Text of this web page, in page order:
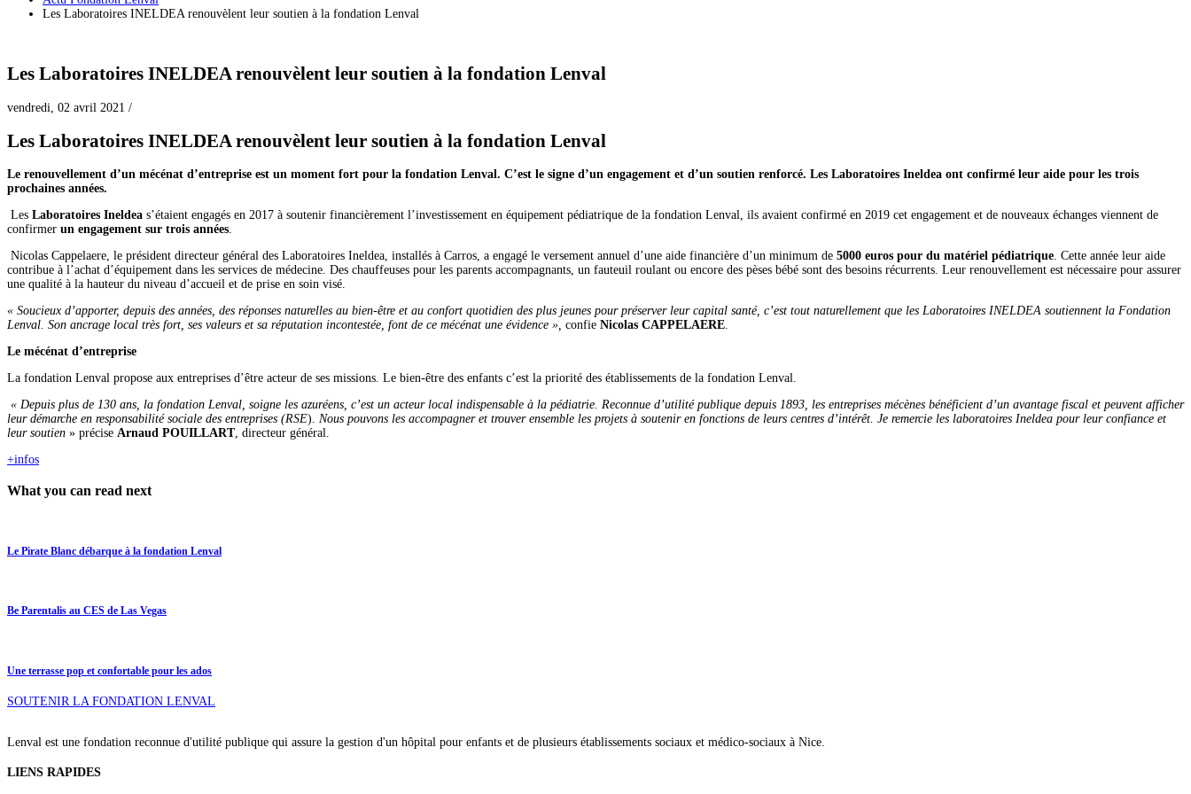
Les Laboratoires INELDEA renouvèlent leur soutien à la fondation Lenval
Les Laboratoires INELDEA renouvèlent leur soutien à la fondation Lenval
vendredi, 02 avril 2021 /
Les Laboratoires INELDEA renouvèlent leur soutien à la fondation Lenval
Le renouvellement d’un mécénat d’entreprise est un moment fort pour la fondation Lenval. C’est le signe d’un engagement et d’un soutien renforcé. Les Laboratoires Ineldea ont confirmé leur aide pour les trois
prochaines années.
Les Laboratoires Ineldea s’étaient engagés en 2017 à soutenir financièrement l’investissement en équipement pédiatrique de la fondation Lenval, ils avaient confirmé en 2019 cet engagement et de nouveaux échanges viennent de
confirmer un engagement sur trois années.
Nicolas Cappelaere, le président directeur général des Laboratoires Ineldea, installés à Carros, a engagé le versement annuel d’une aide financière d’un minimum de 5000 euros pour du matériel pédiatrique. Cette année leur aide
contribue à l’achat d’équipement dans les services de médecine. Des chauffeuses pour les parents accompagnants, un fauteuil roulant ou encore des pèses bébé sont des besoins récurrents. Leur renouvellement est nécessaire pour assurer
une qualité à la hauteur du niveau d’accueil et de prise en soin visé.
« Soucieux d’apporter, depuis des années, des réponses naturelles au bien-être et au confort quotidien des plus jeunes pour préserver leur capital santé, c’est tout naturellement que les Laboratoires INELDEA soutiennent la Fondation
Lenval. Son ancrage local très fort, ses valeurs et sa réputation incontestée, font de ce mécénat une évidence », confie Nicolas CAPPELAERE.
Le mécénat d’entreprise
La fondation Lenval propose aux entreprises d’être acteur de ses missions. Le bien-être des enfants c’est la priorité des établissements de la fondation Lenval.
« Depuis plus de 130 ans, la fondation Lenval, soigne les azuréens, c’est un acteur local indispensable à la pédiatrie. Reconnue d’utilité publique depuis 1893, les entreprises mécènes bénéficient d’un avantage fiscal et peuvent afficher
leur démarche en responsabilité sociale des entreprises (RSE). Nous pouvons les accompagner et trouver ensemble les projets à soutenir en fonctions de leurs centres d’intérêt. Je remercie les laboratoires Ineldea pour leur confiance et
leur soutien » précise Arnaud POUILLART, directeur général.
+infos
What you can read next
Le Pirate Blanc débarque à la fondation Lenval
Be Parentalis au CES de Las Vegas
Une terrasse pop et confortable pour les ados
SOUTENIR LA FONDATION LENVAL
Lenval est une fondation reconnue d'utilité publique qui assure la gestion d'un hôpital pour enfants et de plusieurs établissements sociaux et médico-sociaux à Nice.
LIENS RAPIDES